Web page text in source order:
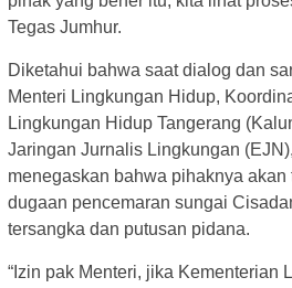
Tegas Jumhur.
Diketahui bahwa saat dialog dan
Menteri Lingkungan Hidup,
Lingkungan Hidup Tangerang
Jaringan Jurnalis Lingkungan
menegaskan bahwa pihaknya
dugaan pencemaran sungai
tersangka dan putusan pidana.
“Izin pak Menteri, jika Kementerian